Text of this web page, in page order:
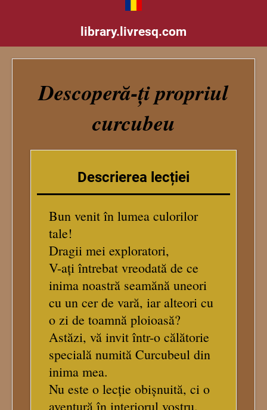
library.livresq.com
Descoperă-ți propriul
curcubeu
Descrierea lecției
Bun venit în lumea culorilor
tale!
Dragii mei exploratori,
V-ați întrebat vreodată de ce
inima noastră seamănă uneori
cu un cer de vară, iar alteori cu
o zi de toamnă ploioasă?
Astăzi, vă invit într-o călătorie
specială numită Curcubeul din
inima mea.
Nu este o lecție obișnuită, ci o
aventură în interiorul vostru.